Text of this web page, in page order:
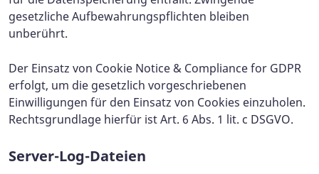
gesetzliche Aufbewahrungspflichten bleiben
unberührt.
Der Einsatz von Cookie Notice & Compliance for GDPR
erfolgt, um die gesetzlich vorgeschriebenen
Einwilligungen für den Einsatz von Cookies einzuholen.
Rechtsgrundlage hierfür ist Art. 6 Abs. 1 lit. c DSGVO.
Server-Log-Dateien